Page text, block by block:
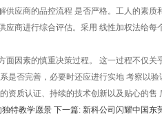
应商的品控流程 是否严格。工人的素质
商进行综合评估。采用 线性加权法给
因素的慎重决策过程。 这一过程不仅
是否完善，必要时还应进行实地 考察
资质认证、持续的技术创新以及贴心的
特教学愿景 下一篇: 新科公司闪耀中国东